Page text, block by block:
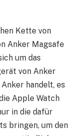
Kette von
Anker Magsafe
um das
von Anker
handelt, es
Apple Watch
in die dafür
bringen, um den